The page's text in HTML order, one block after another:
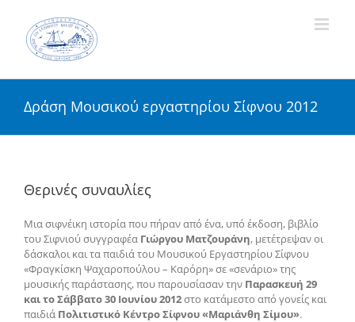
content
Δράση Μουσικού εργαστηρίου Σίφνου 2012
Θερινές συναυλίες
Μια σιφνέικη ιστορία που πήραν από ένα, υπό έκδοση, βιβλίο
του Σιφνιού συγγραφέα Γιώργου Ματζουράνη, μετέτρεψαν οι
δάσκαλοι και τα παιδιά του Μουσικού Εργαστηρίου Σίφνου
«Φραγκίσκη Ψαχαροπούλου – Καρόρη» σε «σενάριο» της
μουσικής παράστασης, που παρουσίασαν την Παρασκευή 29
και το Σάββατο 30 Ιουνίου 2012στο κατάμεστο από γονείς και
παιδιά Πολιτιστικό Κέντρο Σίφνου «Μαριάνθη Σίμου».